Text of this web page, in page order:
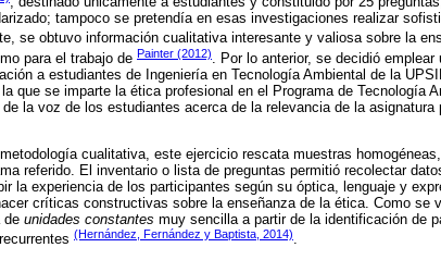
tampoco se pretendía en esas investigaciones realizar
se obtuvo información cualitativa interesante y valiosa sobre la
para el trabajo de Painter (2012). Por lo anterior, se decidió
a estudiantes de Ingeniería en Tecnología Ambiental de la
que se imparte la ética profesional en el Programa de Tecnología
la voz de los estudiantes acerca de la relevancia de la asignatura
cualitativa, este ejercicio rescata muestras
referido. El inventario o lista de preguntas permitió recolectar
la experiencia de los participantes según su óptica, lenguaje y
críticas constructivas sobre la enseñanza de la ética. Como se
de unidades constantes muy sencilla a partir de la identificación de
(Hernández, Fernández y Baptista, 2014).